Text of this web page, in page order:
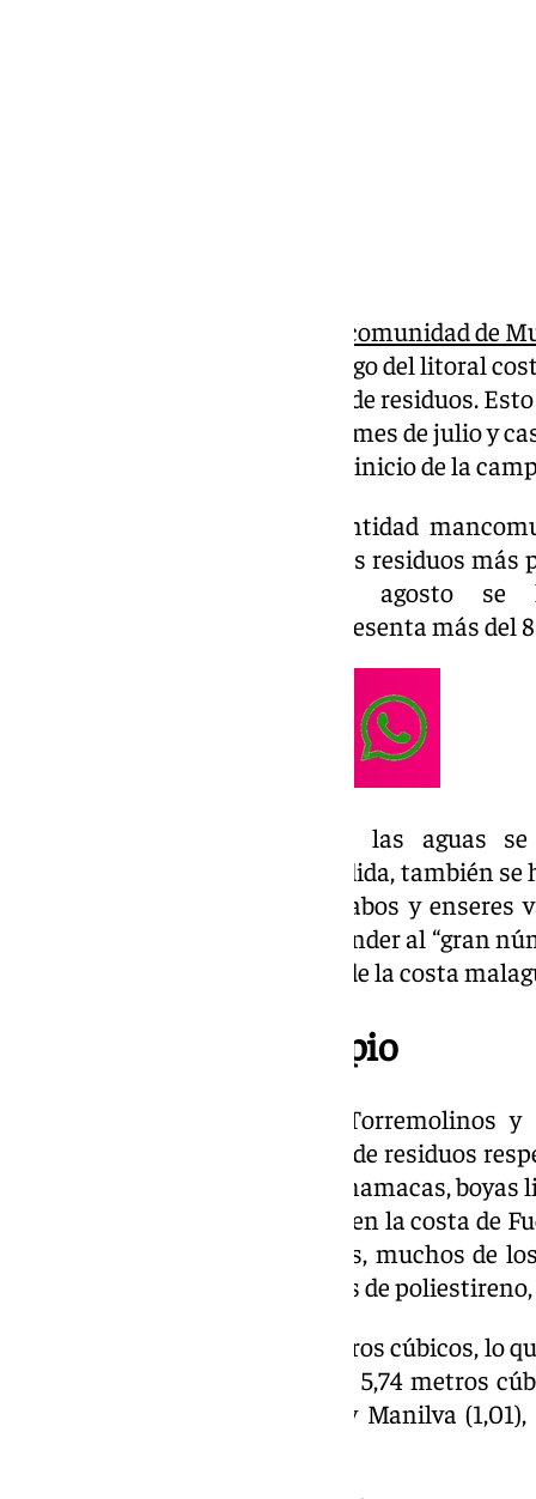
Mancomunidad de
ha dispuesto a lo largo del litoral
un total de 35,6 metros cúbicos de residuos.
metros cúbicos con respecto al mes de julio y
(90,02 metros cúbicos) desde el inicio de la
Tal y como ha difundido la entidad
tamaño y tipo, siguen siendo los residuos
de la provincia. Solo en agosto se
cúbicos de plásticos, lo que representa más del
Otros residuos presentes en las aguas
madera (6,12%) y, en menor medida, también
deriva, cajas de poliestireno, cabos y
sombrillas. Todo ello sin desatender al “gran
vacías interceptadas a lo largo de la costa
Residuos por municipio
En agosto, en las aguas de Torremolinos
en torno a 2,70 metros cúbicos de residuos
voluminosos como carteles de hamacas,
vacías y maderos. Por su parte, en la costa de
un total de 4,91 metros cúbicos, muchos de
actividad pesquera (nasas, cajas de
En Marbella han sido 13,34 metros cúbicos, lo
respecto a julio, y en Estepona 5,74 metros
último Casares (0,25 metros) y Manilva